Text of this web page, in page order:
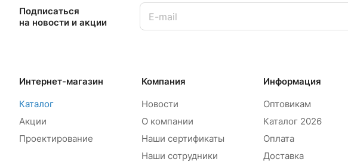
Подписаться
на новости и акции
Интернет-магазин
Каталог
Акции
Проектирование
Компания
Новости
О компании
Наши сертификаты
Наши сотрудники
Информация
Оптовикам
Каталог 2026
Оплата
Доставка